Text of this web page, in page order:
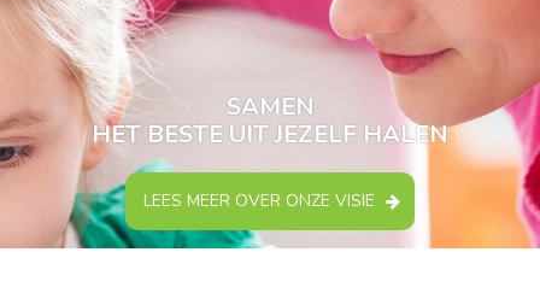
SAMEN
HET BESTE UIT JEZELF HALEN
LEES MEER OVER ONZE VISIE